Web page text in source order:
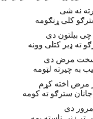
نه شی
کلی ړنګومه
بیلتون دی
ته ډیر کتلی وونه
سخت مرض دی
به چیرته لټومه
مرض اخته کړم
سترګو ته کومه
مرور دی